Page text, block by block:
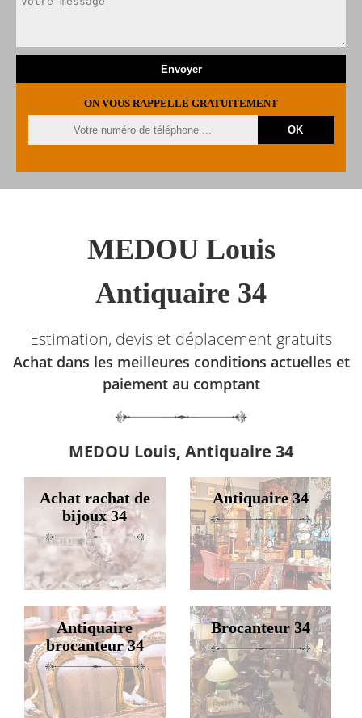
ON VOUS RAPPELLE GRATUITEMENT
MEDOU Louis
Antiquaire 34
Estimation, devis et déplacement gratuits
Achat dans les meilleures conditions actuelles et
paiement au comptant
MEDOU Louis, Antiquaire 34
Achat rachat de
bijoux 34
Antiquaire 34
Antiquaire
brocanteur 34
Brocanteur 34